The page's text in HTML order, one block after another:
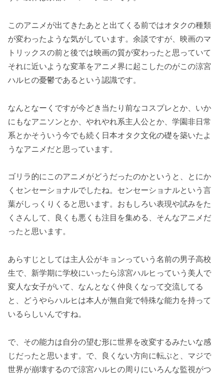
このアニメが出てきたあとと出てくる前ではオタクの種類
が変わったような気がしています。余談ですが、映画のマ
トリックスの前と後では映画の質が変わったと思っていて
それに近いような変革をアニメ界に起こしたのがこの涼宮
ハルヒの憂鬱であるという認識です。
なんとなーくですが今どき当たり前なコスプレとか、いか
にもなアニソンとか、やれやれ系主人公とか、学園非日常
系とかそういう今でも続く日本オタク文化の礎を築いたよ
うなアニメだと思っています。
ゴリラ的にこのアニメがどうだったのかというと、とにか
くセンセーショナルでしたね。センセーショナルという言
葉がしっくりくると思います。おもしろい表現や試みをた
くさんして、良くも悪くも注目を集める、そんなアニメだ
ったと思います。
あらすじとしては主人公がキョンっていう名前の男子高校
生で、新学期に学校にいったら涼宮ハルヒっていう美人で
変人な女子がいて、なんとなく仲良くなって交流してる
と、どうやらハルヒは本人が無自覚で特殊な能力を持って
いるらしいんですね。
で、その能力は自分の望む形に世界を改変するみたいな感
じだったと思います。で、良くない方向に転ぶと、マジで
世界が崩壊するので涼宮ハルヒの周りにいろんな監視がつ